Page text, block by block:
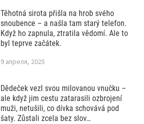
Těhotná sirota přišla na hrob svého
snoubence – a našla tam starý telefon.
Když ho zapnula, ztratila vědomí. Ale to
byl teprve začátek.
9 апреля, 2025
Dědeček vezl svou milovanou vnučku –
ale když jim cestu zatarasili ozbrojení
muži, netušili, co dívka schovává pod
šaty. Zůstali zcela bez slov…